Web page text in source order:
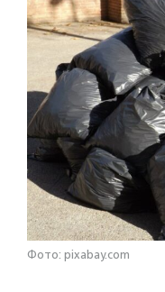
Фото: pixabay.com